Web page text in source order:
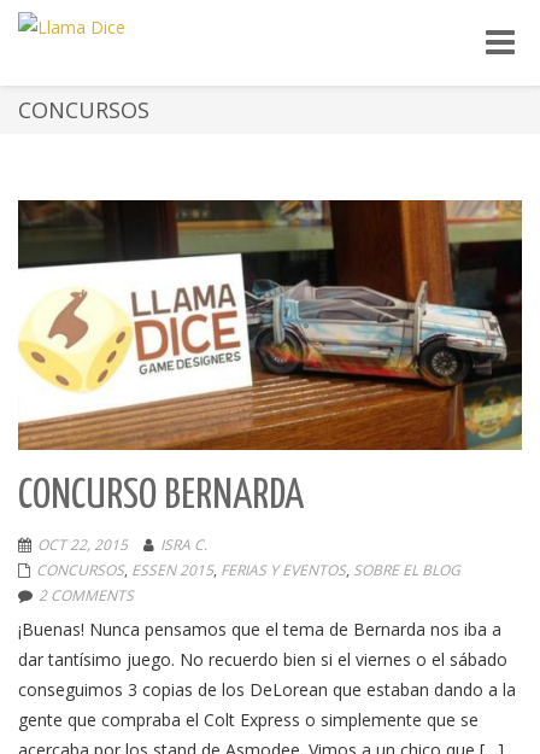
Toggle
CONCURSOS
CONCURSO BERNARDA
OCT 22, 2015
ISRA C.
CONCURSOS, ESSEN 2015, FERIAS Y EVENTOS, SOBRE EL BLOG
2 COMMENTS
¡Buenas! Nunca pensamos que el tema de Bernarda nos iba a
dar tantísimo juego. No recuerdo bien si el viernes o el sábado
conseguimos 3 copias de los DeLorean que estaban dando a la
gente que compraba el Colt Express o simplemente que se